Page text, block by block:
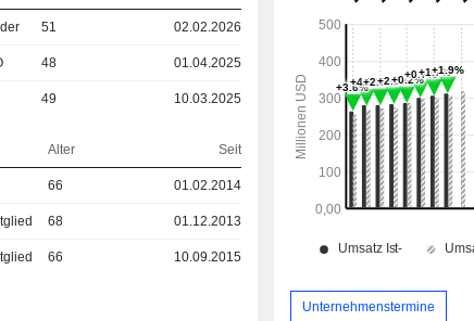
51 02.02.2026
48 01.04.2025
49 10.03.2025
Alter Seit
66 01.02.2014
68 01.12.2013
66 10.09.2015
Unternehmenstermine